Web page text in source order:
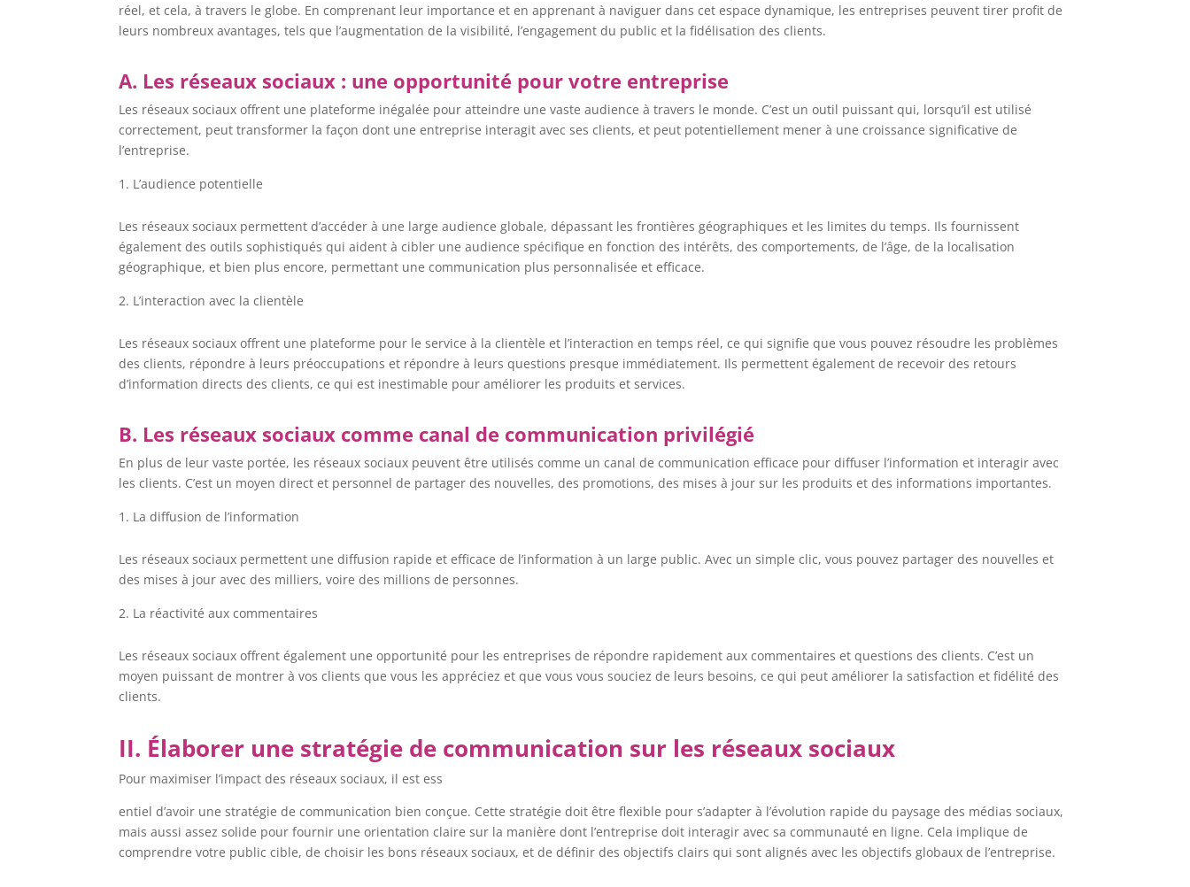
réel, et cela, à travers le globe. En comprenant leur importance et en apprenant à naviguer dans cet espace dynamique, les entreprises peuvent tirer profit de
leurs nombreux avantages, tels que l’augmentation de la visibilité, l’engagement du public et la fidélisation des clients.
A. Les réseaux sociaux : une opportunité pour votre entreprise
Les réseaux sociaux offrent une plateforme inégalée pour atteindre une vaste audience à travers le monde. C’est un outil puissant qui, lorsqu’il est utilisé
correctement, peut transformer la façon dont une entreprise interagit avec ses clients, et peut potentiellement mener à une croissance significative de
l’entreprise.
L’audience potentielle
Les réseaux sociaux permettent d’accéder à une large audience globale, dépassant les frontières géographiques et les limites du temps. Ils fournissent
également des outils sophistiqués qui aident à cibler une audience spécifique en fonction des intérêts, des comportements, de l’âge, de la localisation
géographique, et bien plus encore, permettant une communication plus personnalisée et efficace.
L’interaction avec la clientèle
Les réseaux sociaux offrent une plateforme pour le service à la clientèle et l’interaction en temps réel, ce qui signifie que vous pouvez résoudre les problèmes
des clients, répondre à leurs préoccupations et répondre à leurs questions presque immédiatement. Ils permettent également de recevoir des retours
d’information directs des clients, ce qui est inestimable pour améliorer les produits et services.
B. Les réseaux sociaux comme canal de communication privilégié
En plus de leur vaste portée, les réseaux sociaux peuvent être utilisés comme un canal de communication efficace pour diffuser l’information et interagir avec
les clients. C’est un moyen direct et personnel de partager des nouvelles, des promotions, des mises à jour sur les produits et des informations importantes.
La diffusion de l’information
Les réseaux sociaux permettent une diffusion rapide et efficace de l’information à un large public. Avec un simple clic, vous pouvez partager des nouvelles et
des mises à jour avec des milliers, voire des millions de personnes.
La réactivité aux commentaires
Les réseaux sociaux offrent également une opportunité pour les entreprises de répondre rapidement aux commentaires et questions des clients. C’est un
moyen puissant de montrer à vos clients que vous les appréciez et que vous vous souciez de leurs besoins, ce qui peut améliorer la satisfaction et fidélité des
clients.
II. Élaborer une stratégie de communication sur les réseaux sociaux
Pour maximiser l’impact des réseaux sociaux, il est ess
entiel d’avoir une stratégie de communication bien conçue. Cette stratégie doit être flexible pour s’adapter à l’évolution rapide du paysage des médias sociaux,
mais aussi assez solide pour fournir une orientation claire sur la manière dont l’entreprise doit interagir avec sa communauté en ligne. Cela implique de
comprendre votre public cible, de choisir les bons réseaux sociaux, et de définir des objectifs clairs qui sont alignés avec les objectifs globaux de l’entreprise.